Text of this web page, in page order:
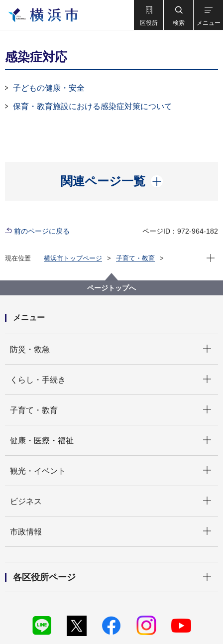
区役所 検索 メニュー
感染症対応
子どもの健康・安全
保育・教育施設における感染症対策について
関連ページ一覧
開く
前のページに戻る ページID：972-964-182
現在位置 横浜市トップページ
子育て・教育
保育・教育の質向上
現在
ページトップへ
メニュー
防災・救急
くらし・手続き
子育て・教育
健康・医療・福祉
観光・イベント
ビジネス
市政情報
各区役所ページ